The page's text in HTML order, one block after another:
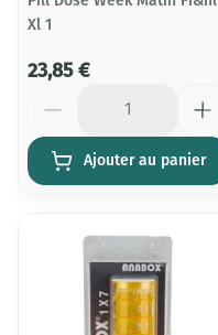
Xl 1
23,85 €
Ajouter au panier